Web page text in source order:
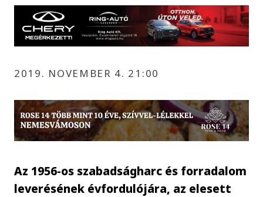
2019. NOVEMBER 4. 21:00
Az 1956-os szabadságharc és forradalom
leverésének évfordulójára, az elesett